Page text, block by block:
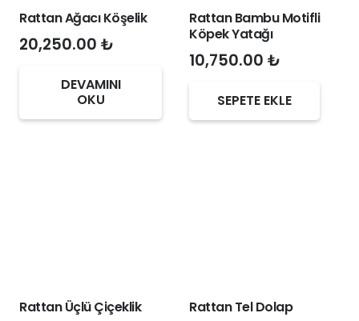
Rattan Ağacı Köşelik
20,250.00 ₺
DEVAMINI
OKU
Rattan Bambu Motifli
Köpek Yatağı
10,750.00 ₺
SEPETE EKLE
Rattan Üçlü Çiçeklik Rattan Tel Dolap